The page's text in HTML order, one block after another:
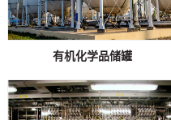
有机化学品储罐